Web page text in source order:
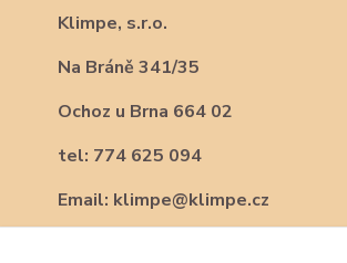
Klimpe, s.r.o.
Na Bráně 341/35
Ochoz u Brna 664 02
tel: 774 625 094
Email: klimpe@klimpe.cz